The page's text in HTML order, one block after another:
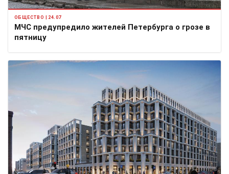
ОБЩЕСТВО | 24.07
МЧС предупредило жителей Петербурга о грозе в
пятницу